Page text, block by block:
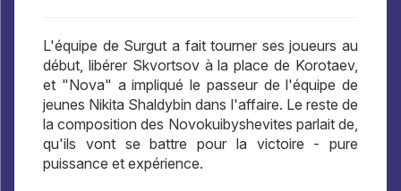
L'équipe de Surgut a fait tourner ses joueurs au
début, libérer Skvortsov à la place de Korotaev,
et "Nova" a impliqué le passeur de l'équipe de
jeunes Nikita Shaldybin dans l'affaire. Le reste de
la composition des Novokuibyshevites parlait de,
qu'ils vont se battre pour la victoire - pure
puissance et expérience.